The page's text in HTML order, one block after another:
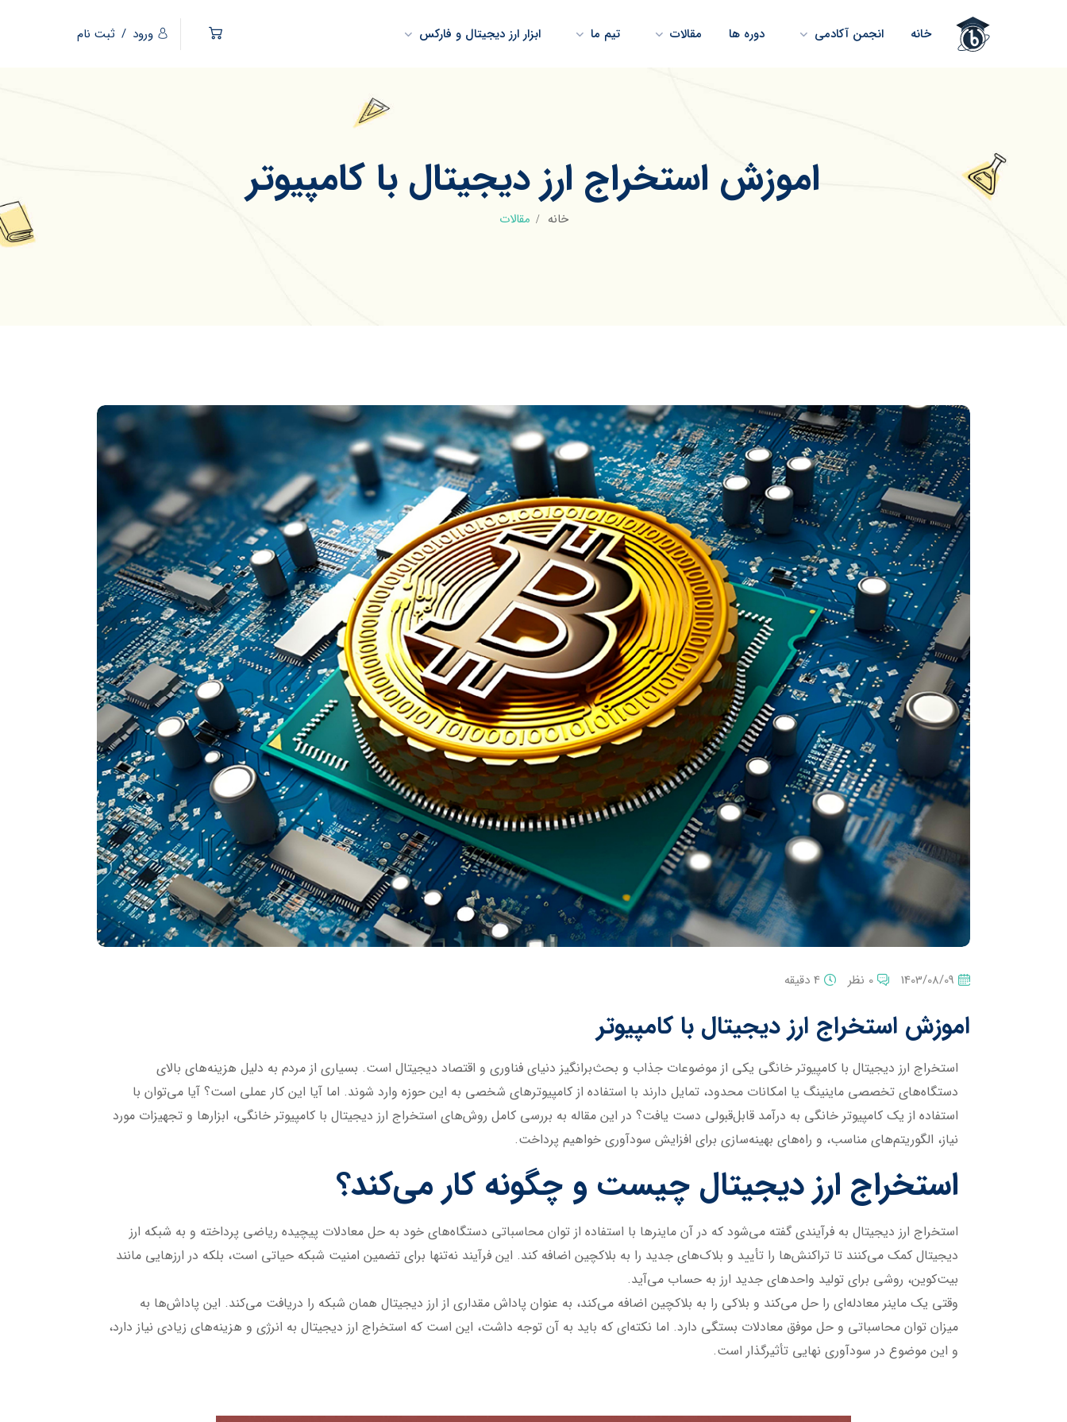
خانه انجمن آکادمی دوره ها مقالات تیم ما ابزار ارز دیجیتال و فارکس ورود / ثبت نام
اموزش استخراج ارز دیجیتال با کامپیوتر
خانه مقالات
1403/08/09 0 نظر 4 دقیقه
اموزش استخراج ارز دیجیتال با کامپیوتر
استخراج ارز دیجیتال با کامپیوتر خانگی یکی از موضوعات جذاب و بحث‌برانگیز دنیای فناوری و اقتصاد دیجیتال است. بسیاری از مردم به دلیل هزینه‌های بالای
دستگاه‌های تخصصی ماینینگ یا امکانات محدود، تمایل دارند با استفاده از کامپیوترهای شخصی به این حوزه وارد شوند. اما آیا این کار عملی است؟ آیا می‌توان با
استفاده از یک کامپیوتر خانگی به درآمد قابل‌قبولی دست یافت؟ در این مقاله به بررسی کامل روش‌های استخراج ارز دیجیتال با کامپیوتر خانگی، ابزارها و تجهیزات مورد
نیاز، الگوریتم‌های مناسب، و راه‌های بهینه‌سازی برای افزایش سودآوری خواهیم پرداخت.
استخراج ارز دیجیتال چیست و چگونه کار می‌کند؟
استخراج ارز دیجیتال به فرآیندی گفته می‌شود که در آن ماینرها با استفاده از توان محاسباتی دستگاه‌های خود به حل معادلات پیچیده ریاضی پرداخته و به شبکه ارز
دیجیتال کمک می‌کنند تا تراکنش‌ها را تأیید و بلاک‌های جدید را به بلاکچین اضافه کند. این فرآیند نه‌تنها برای تضمین امنیت شبکه حیاتی است، بلکه در ارزهایی مانند
بیت‌کوین، روشی برای تولید واحدهای جدید ارز به حساب می‌آید.
وقتی یک ماینر معادله‌ای را حل می‌کند و بلاکی را به بلاکچین اضافه می‌کند، به عنوان پاداش مقداری از ارز دیجیتال همان شبکه را دریافت می‌کند. این پاداش‌ها به
میزان توان محاسباتی و حل موفق معادلات بستگی دارد. اما نکته‌ای که باید به آن توجه داشت، این است که استخراج ارز دیجیتال به انرژی و هزینه‌های زیادی نیاز دارد،
و این موضوع در سودآوری نهایی تأثیرگذار است.